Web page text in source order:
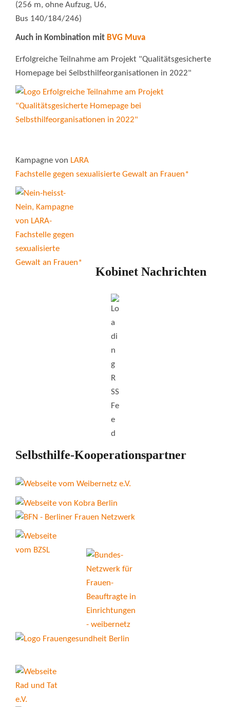
(256 m, ohne Aufzug, U6,
Bus 140/184/246)
Auch in Kombination mit BVG Muva
Erfolgreiche Teilnahme am Projekt "Qualitätsgesicherte
Homepage bei Selbsthilfeorganisationen in 2022"
Kampagne von LARA
Fachstelle gegen sexualisierte Gewalt an Frauen*
Kobinet Nachrichten
Selbsthilfe-Kooperationspartner